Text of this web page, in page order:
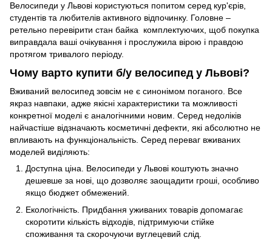
Велосипеди у Львові користуються попитом серед кур'єрів,
студентів та любителів активного відпочинку. Головне –
ретельно перевірити стан байка комплектуючих, щоб покупка
виправдала ваші очікування і прослужила вірою і правдою
протягом тривалого періоду.
Чому варто купити б/у велосипед у Львові?
Вживаний велосипед зовсім не є синонімом поганого. Все
якраз навпаки, адже якісні характеристики та можливості
конкретної моделі є аналогічними новим. Серед недоліків
найчастіше відзначають косметичні дефекти, які абсолютно не
впливають на функціональність. Серед переваг вживаних
моделей виділяють:
Доступна ціна. Велосипеди у Львові коштують значно
дешевше за нові, що дозволяє заощадити гроші, особливо
якщо бюджет обмежений.
Екологічність. Придбання уживаних товарів допомагає
скоротити кількість відходів, підтримуючи стійке
споживання та скорочуючи вуглецевий слід.